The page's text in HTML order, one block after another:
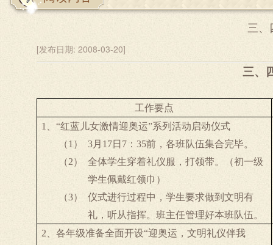
三、
[发布日期: 2008-03-20]
三、
工作要点
1、“红蓝儿女激情迎奥运”系列活动启动仪式
（1）
3月 17日 7 ：35前，各班队伍集合完毕。
（2）
全体学生穿着礼仪服，打领带。（初一级
学生佩戴红领巾）
（3）
仪式进行过程中，学生要求做到文明有
礼，听从指挥。班主任管理好本班队伍。
2 、各年级准备全面开设“迎奥运，文明礼仪伴我